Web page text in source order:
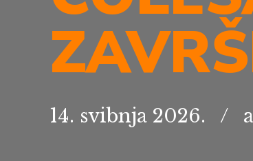
14. svibnja 2026.